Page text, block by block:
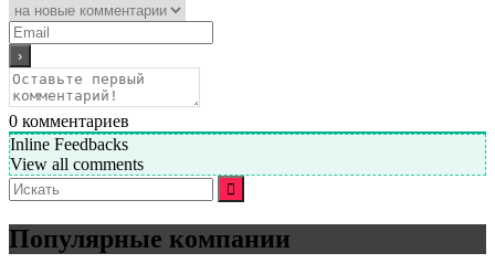
0 комментариев
Inline Feedbacks
View all comments
Искать:
Популярные компании